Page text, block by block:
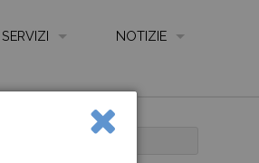
SERVIZI
AUTOLETTURA CONTATORE ONLINE
COME LEGGERE IL CONTATORE
NOTIZIE
NEWS